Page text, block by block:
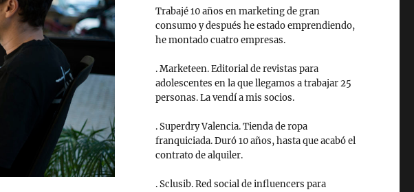
Trabajé 10 años en marketing de gran
consumo y después he estado emprendiendo,
he montado cuatro empresas.
. Marketeen. Editorial de revistas para
adolescentes en la que llegamos a trabajar 25
personas. La vendí a mis socios.
. Superdry Valencia. Tienda de ropa
franquiciada. Duró 10 años, hasta que acabó el
contrato de alquiler.
. Sclusib. Red social de influencers para